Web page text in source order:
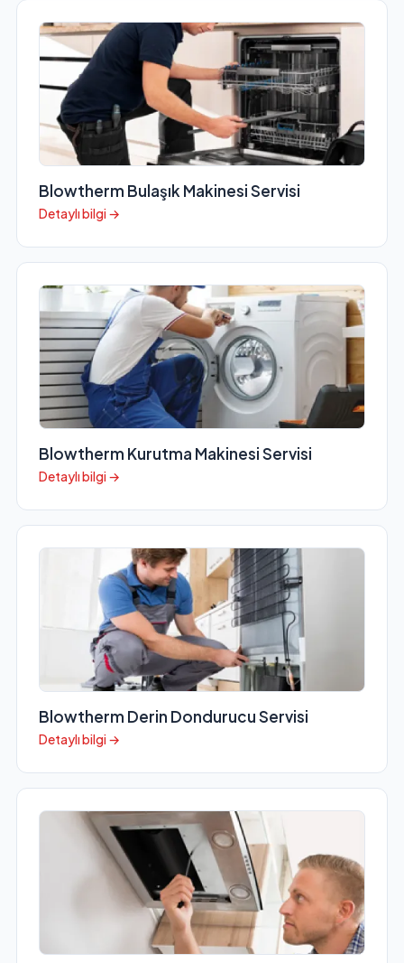
Blowtherm Bulaşık Makinesi Servisi
Detaylı bilgi →
Blowtherm Kurutma Makinesi Servisi
Detaylı bilgi →
Blowtherm Derin Dondurucu Servisi
Detaylı bilgi →